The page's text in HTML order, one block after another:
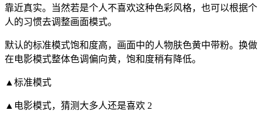
靠近真实。当然若是个人不喜欢这种色彩风格，也可以根据个
人的习惯去调整画面模式。
默认的标准模式饱和度高，画面中的人物肤色黄中带粉。换做
在电影模式整体色调偏向黄，饱和度稍有降低。
▲标准模式
▲电影模式，猜测大多人还是喜欢 2